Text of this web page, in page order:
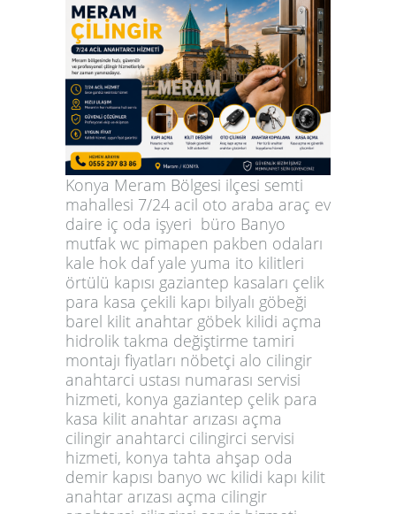
Konya Meram Bölgesi ilçesi semti
mahallesi 7/24 acil oto araba araç ev
daire iç oda işyeri büro Banyo
mutfak wc pimapen pakben odaları
kale hok daf yale yuma ito kilitleri
örtülü kapısı gaziantep kasaları çelik
para kasa çekili kapı bilyalı göbeği
barel kilit anahtar göbek kilidi açma
hidrolik takma değiştirme tamiri
montajı fiyatları nöbetçi alo cilingir
anahtarci ustası numarası servisi
hizmeti, konya gaziantep çelik para
kasa kilit anahtar arızası açma
cilingir anahtarci cilingirci servisi
hizmeti, konya tahta ahşap oda
demir kapısı banyo wc kilidi kapı kilit
anahtar arızası açma cilingir